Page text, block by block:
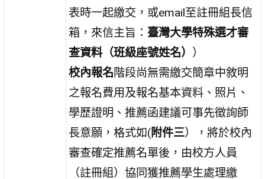
表時一起繳交，或email至註冊組長信
箱，來信主旨： 臺灣大學特殊選才審
查資料（班級座號姓名） ）
校內報名階段尚無需繳交簡章中敘明
之報名費用及報名基本資料、照片、
學歷證明、推薦函建議可事先徵詢師
長意願，格式如(附件三），將於校內
審查確定推薦名單後，由校方人員
（註冊組）協同獲推薦學生處理繳